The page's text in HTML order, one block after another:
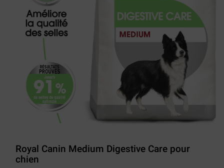
Royal Canin Medium Digestive Care pour
chien